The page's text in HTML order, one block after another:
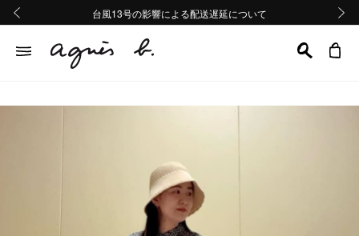
熊本地域地震の影響による配送遅延について
Summer Sale 2buy10%OFF!!
台風13号の影響による配送遅延について
熊本地域地震の影響による配送遅延について
Summer Sale 2buy10%OFF!!